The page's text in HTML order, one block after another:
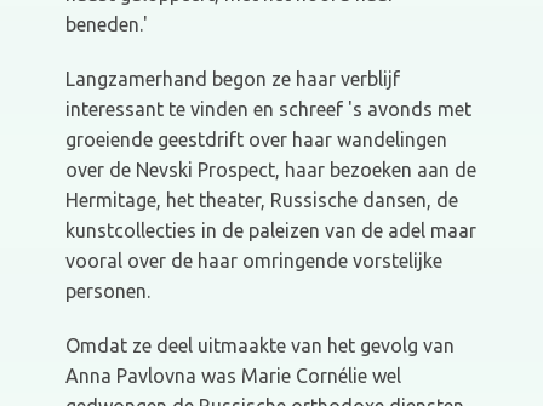
beneden.'
Langzamerhand begon ze haar verblijf
interessant te vinden en schreef 's avonds met
groeiende geestdrift over haar wandelingen
over de Nevski Prospect, haar bezoeken aan de
Hermitage, het theater, Russische dansen, de
kunstcollecties in de paleizen van de adel maar
vooral over de haar omringende vorstelijke
personen.
Omdat ze deel uitmaakte van het gevolg van
Anna Pavlovna was Marie Cornélie wel